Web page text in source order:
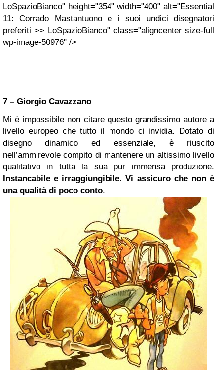
LoSpazioBianco" height="354" width="400" alt="Essential
11: Corrado Mastantuono e i suoi undici disegnatori
preferiti >> LoSpazioBianco" class="aligncenter size-full
wp-image-50976" />
7 – Giorgio Cavazzano
Mi è impossibile non citare questo grandissimo autore a
livello europeo che tutto il mondo ci invidia. Dotato di
disegno dinamico ed essenziale, è riuscito
nell’ammirevole compito di mantenere un altissimo livello
qualitativo in tutta la sua pur immensa produzione.
Instancabile e irraggiungibile.Vi assicuro che non è
una qualità di poco conto.